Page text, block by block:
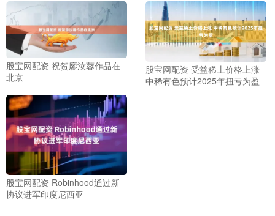
股宝网配资 祝贺廖汝蓉作品在
北京
股宝网配资 受益稀土价格上涨
中稀有色预计2025年扭亏为盈
股宝网配资 Robinhood通过新
协议进军印度尼西亚